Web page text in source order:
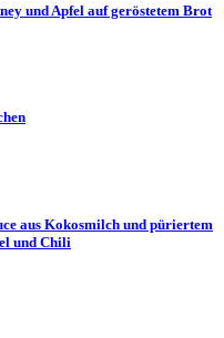
und Apfel auf geröstetem Brot
aus Kokosmilch und püriertem
und Chili